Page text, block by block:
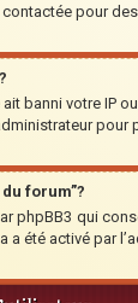
pour
banni votre IP
pour
forum”?
phpBB3 qui
a été activé par